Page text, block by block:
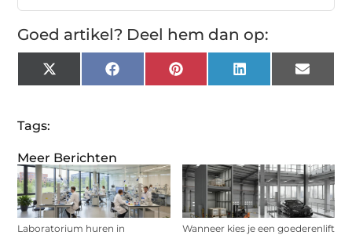
Meer Berichten
Laboratorium huren in
Wanneer kies je een goederenlift
Goed artikel? Deel hem dan op:
X
(Twitter)
Facebook Pinterest LinkedIn Email
Tags: